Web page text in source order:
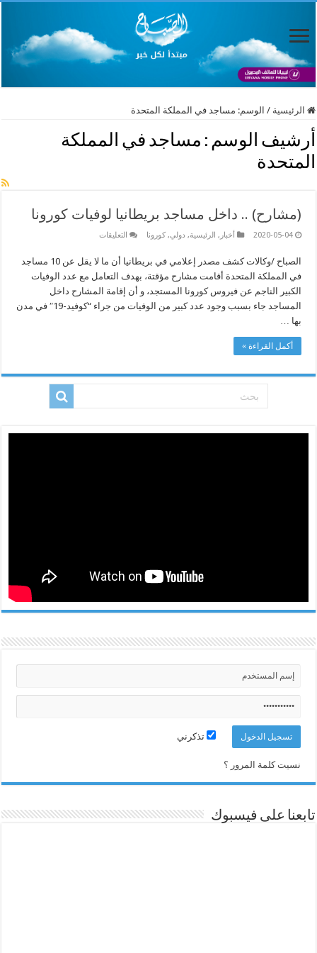
الرئيسية / الوسم: مساجد في المملكة المتحدة
أرشيف الوسم : مساجد في المملكة
المتحدة
(مشارح) .. داخل مساجد بريطانيا لوفيات كورونا
2020-05-04 أخبار , الرئيسية, دولي,كورونا التعليقات
داخل
مساجد
بريطانيا
لوفيات
كورونا
مغلقة
الصباح /وكالات كشف مصدر إعلامي في بريطانيا أن ما لا يقل عن 10 مساجد
في المملكة المتحدة أقامت مشارح مؤقتة، بهدف التعامل مع عدد الوفيات
الكبير الناجم عن فيروس كورونا المستجد، و أن إقامة المشارح داخل
المساجد جاء بسبب وجود عدد كبير من الوفيات من جراء “كوفيد-19″ في مدن
بها …
أكمل القراءة »
تذكرني
نسيت كلمة المرور ؟
تابعنا على فيسبوك